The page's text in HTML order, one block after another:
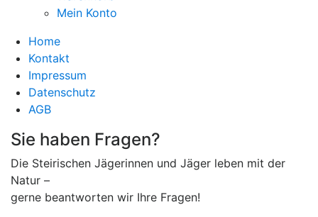
Mein Konto
Home
Kontakt
Impressum
Datenschutz
AGB
Sie haben Fragen?
Die Steirischen Jägerinnen und Jäger leben mit der
Natur –
gerne beantworten wir Ihre Fragen!